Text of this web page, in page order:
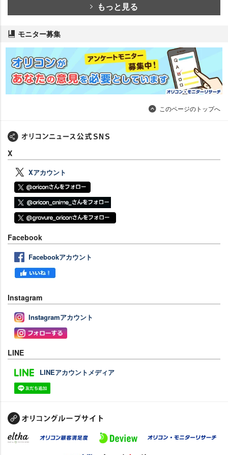
もっと見る
モニター募集
このページのトップへ
X
Xアカウント
Facebook
Facebookアカウント
Instagram
Instagramアカウント
LINE
LINEアカウントメディア